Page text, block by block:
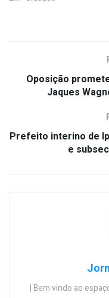
Oposição
Jaques
Prefeito interino de
e
| Bem vindo ao